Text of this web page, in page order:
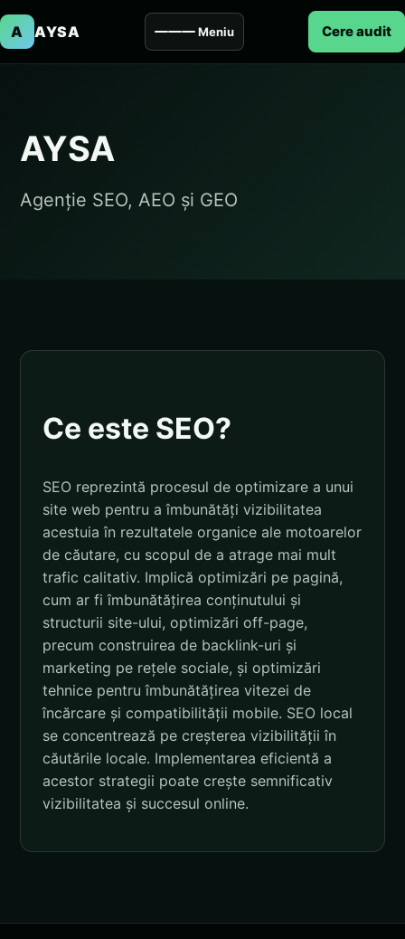
A AYSA Meniu Cere audit
AYSA
Agenție SEO, AEO și GEO
Ce este SEO?
SEO reprezintă procesul de optimizare a unui
site web pentru a îmbunătăți vizibilitatea
acestuia în rezultatele organice ale motoarelor
de căutare, cu scopul de a atrage mai mult
trafic calitativ. Implică optimizări pe pagină,
cum ar fi îmbunătățirea conținutului și
structurii site-ului, optimizări off-page,
precum construirea de backlink-uri și
marketing pe rețele sociale, și optimizări
tehnice pentru îmbunătățirea vitezei de
încărcare și compatibilității mobile. SEO local
se concentrează pe creșterea vizibilității în
căutările locale. Implementarea eficientă a
acestor strategii poate crește semnificativ
vizibilitatea și succesul online.